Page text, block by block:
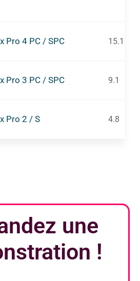
Pro 4 PC / SPC 15.1
Pro 3 PC / SPC 9.1
Pro 2 / S 4.8
une
!